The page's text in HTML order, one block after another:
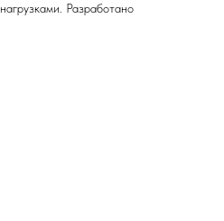
Разработано